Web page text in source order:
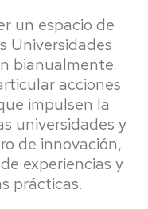
un espacio de
Universidades
bianualmente
acciones
impulsen la
universidades y
de innovación,
experiencias y
prácticas.